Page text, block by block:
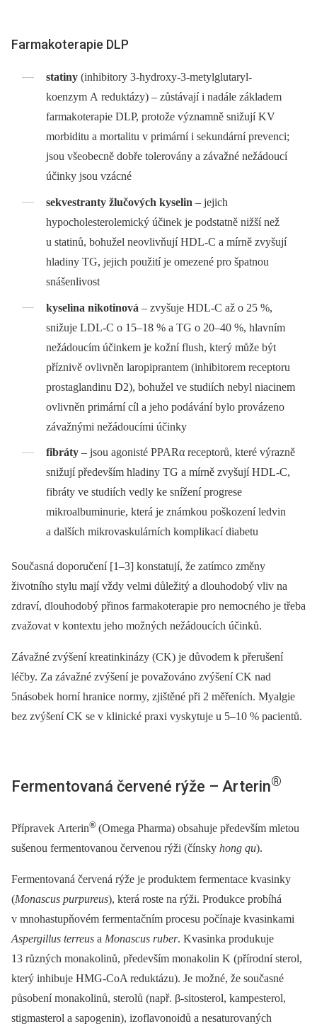
Farmakoterapie DLP
statiny (inhibitory 3-hydroxy-3-metylglutaryl-
koenzym A reduktázy) –⁠ zůstávají i nadále základem
farmakoterapie DLP, protože významně snižují KV
morbiditu a mortalitu v primární i sekundární prevenci;
jsou všeobecně dobře tolerovány a závažné nežádoucí
účinky jsou vzácné
sekvestranty žlučových kyselin –⁠ jejich
hypocholesterolemický účinek je podstatně nižší než
u statinů, bohužel neovlivňují HDL-C a mírně zvyšují
hladiny TG, jejich použití je omezené pro špatnou
snášenlivost
kyselina nikotinová –⁠ zvyšuje HDL-C až o 25 %,
snižuje LDL-C o 15–18 % a TG o 20–40 %, hlavním
nežádoucím účinkem je kožní flush, který může být
příznivě ovlivněn laropiprantem (inhibitorem receptoru
prostaglandinu D2), bohužel ve studiích nebyl niacinem
ovlivněn primární cíl a jeho podávání bylo provázeno
závažnými nežádoucími účinky
fibráty –⁠ jsou agonisté PPARα receptorů, které výrazně
snižují především hladiny TG a mírně zvyšují HDL-C,
fibráty ve studiích vedly ke snížení progrese
mikroalbuminurie, která je známkou poškození ledvin
a dalších mikrovaskulárních komplikací diabetu
Současná doporučení [1–3] konstatují, že zatímco změny
životního stylu mají vždy velmi důležitý a dlouhodobý vliv na
zdraví, dlouhodobý přinos farmakoterapie pro nemocného je třeba
zvažovat v kontextu jeho možných nežádoucích účinků.
Závažné zvýšení kreatinkinázy (CK) je důvodem k přerušení
léčby. Za závažné zvýšení je považováno zvýšení CK nad
5násobek horní hranice normy, zjištěné při 2 měřeních. Myalgie
bez zvýšení CK se v klinické praxi vyskytuje u 5–10 % pacientů.
Fermentovaná červené rýže –⁠ Arterin®
Přípravek Arterin® (Omega Pharma) obsahuje především mletou
sušenou fermentovanou červenou rýži (čínsky hong qu).
Fermentovaná červená rýže je produktem fermentace kvasinky
(Monascus purpureus), která roste na rýži. Produkce probíhá
v mnohastupňovém fermentačním procesu počínaje kvasinkami
Aspergillus terreus a Monascus ruber. Kvasinka produkuje
13 různých monakolinů, především monakolin K (přírodní sterol,
který inhibuje HMG-CoA reduktázu). Je možné, že současné
působení monakolinů, sterolů (např. β-sitosterol, kampesterol,
stigmasterol a sapogenin), izoflavonoidů a nesaturovaných